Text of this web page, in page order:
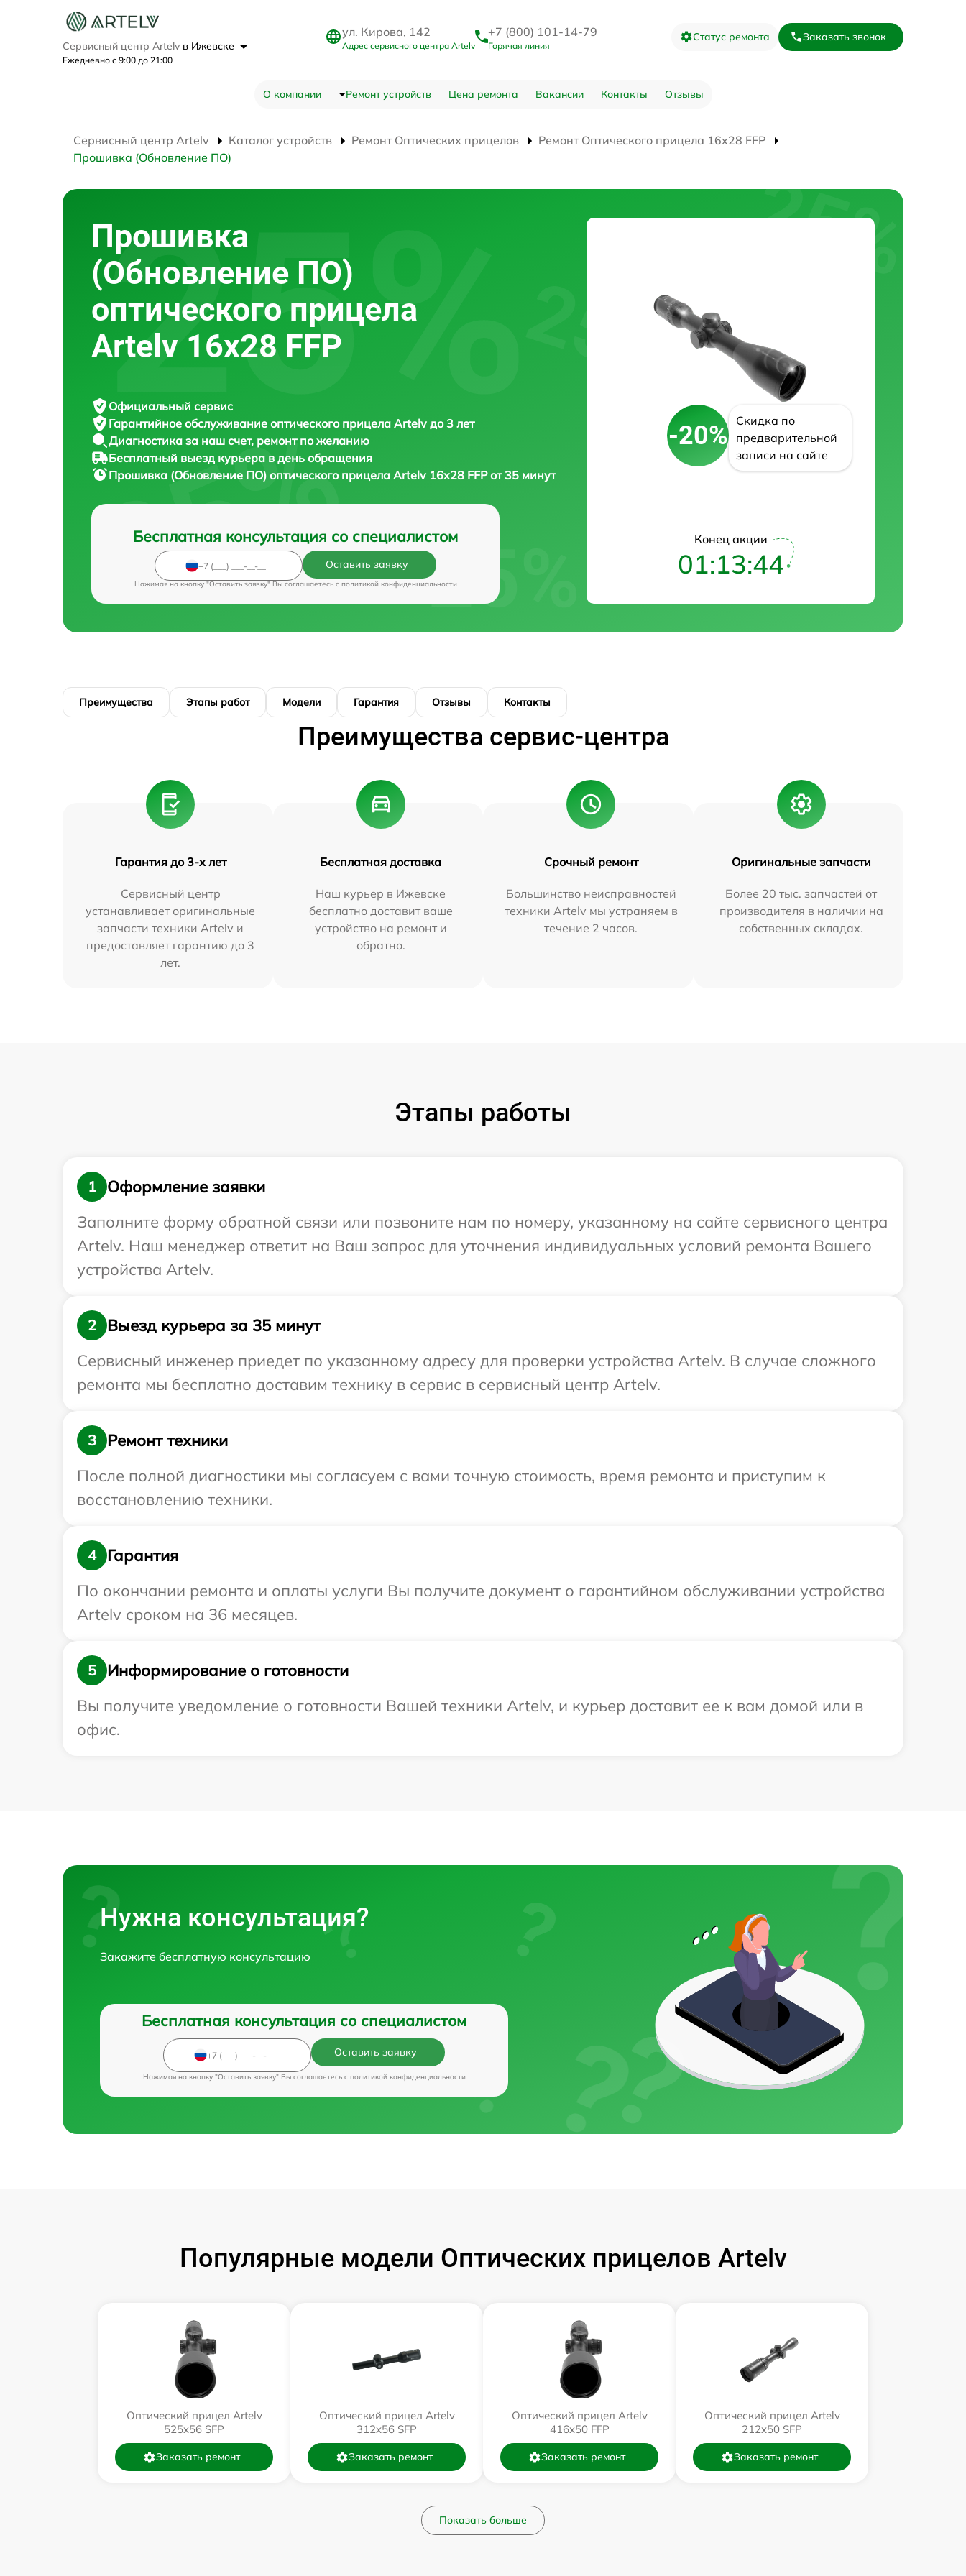
Сервисный центр Artelv в Ижевске
Ежедневно с 9:00 до 21:00
ул. Кирова, 142
Адрес сервисного центра Artelv
+7 (800) 101-14-79
Горячая линия
Статус ремонта Заказать звонок
О компании Ремонт устройств Цена ремонта Вакансии Контакты Отзывы
Сервисный центр Artelv Каталог устройств Ремонт Оптических прицелов
Ремонт Оптического прицела 16x28 FFP
Прошивка (Обновление ПО)
Прошивка
(Обновление ПО)
оптического прицела
Artelv 16x28 FFP
Официальный сервис
Гарантийное обслуживание оптического прицела Artelv до 3 лет
Диагностика за наш счет, ремонт по желанию
Бесплатный выезд курьера в день обращения
Прошивка (Обновление ПО) оптического прицела Artelv 16x28 FFP от 35 минут
Бесплатная консультация со специалистом
Оставить заявку
Нажимая на кнопку "Оставить заявку" Вы соглашаетесь c политикой конфиденциальности
-20%
Скидка по
предварительной
записи на сайте
Конец акции
01:13:43
Преимущества Этапы работ Модели Гарантия Отзывы Контакты
Преимущества сервис-центра
Гарантия до 3-х лет
Сервисный центр
устанавливает оригинальные
запчасти техники Artelv и
предоставляет гарантию до 3
лет.
Бесплатная доставка
Наш курьер в Ижевске
бесплатно доставит ваше
устройство на ремонт и
обратно.
Срочный ремонт
Большинство неисправностей
техники Artelv мы устраняем в
течение 2 часов.
Оригинальные запчасти
Более 20 тыс. запчастей от
производителя в наличии на
собственных складах.
Этапы работы
1
Оформление заявки
Заполните форму обратной связи или позвоните нам по номеру, указанному на сайте сервисного центра
Artelv. Наш менеджер ответит на Ваш запрос для уточнения индивидуальных условий ремонта Вашего
устройства Artelv.
2
Выезд курьера за 35 минут
Сервисный инженер приедет по указанному адресу для проверки устройства Artelv. В случае сложного
ремонта мы бесплатно доставим технику в сервис в сервисный центр Artelv.
3
Ремонт техники
После полной диагностики мы согласуем с вами точную стоимость, время ремонта и приступим к
восстановлению техники.
4
Гарантия
По окончании ремонта и оплаты услуги Вы получите документ о гарантийном обслуживании устройства
Artelv сроком на 36 месяцев.
5
Информирование о готовности
Вы получите уведомление о готовности Вашей техники Artelv, и курьер доставит ее к вам домой или в
офис.
Нужна консультация?
Закажите бесплатную консультацию
Бесплатная консультация со специалистом
Оставить заявку
Нажимая на кнопку "Оставить заявку" Вы соглашаетесь c политикой конфиденциальности
Популярные модели Оптических прицелов Artelv
Оптический прицел Artelv
525x56 SFP
Заказать ремонт
Оптический прицел Artelv
312x56 SFP
Заказать ремонт
Оптический прицел Artelv
416x50 FFP
Заказать ремонт
Оптический прицел Artelv
212x50 SFP
Заказать ремонт
Показать больше